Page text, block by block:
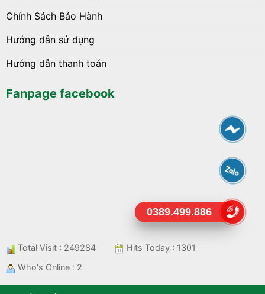
Chính Sách Bảo Hành
Hướng dẫn sử dụng
Hướng dẫn thanh toán
Fanpage facebook
Total Visit : 249284
Hits Today : 1301
Who's Online : 2
0389.499.886